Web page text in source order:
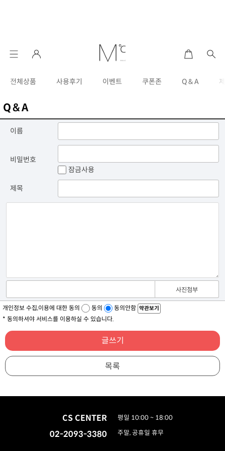
전체상품 사용후기 이벤트 쿠폰존 Q & A
Q & A
이름
비밀번호
잠금사용
제목
사진첨부
개인정보 수집,이용에 대한 동의 동의 동의안함 약관보기
* 동의하셔야 서비스를 이용하실 수 있습니다.
글쓰기
목록
CS CENTER
02-2093-3380
평일 10:00 ~ 18:00
주말, 공휴일 휴무